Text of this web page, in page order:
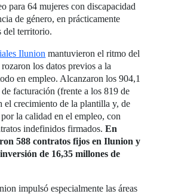
para 64 mujeres con discapacidad
de género, en prácticamente
del territorio.
Ilunion mantuvieron el ritmo del
los datos previos a la
en empleo. Alcanzaron los 904,1
facturación (frente a los 819 de
el crecimiento de la plantilla y, de
la calidad en el empleo, con
indefinidos firmados.En
588 contratos fijos en Ilunion y
de 16,35 millones de
impulsó especialmente las áreas